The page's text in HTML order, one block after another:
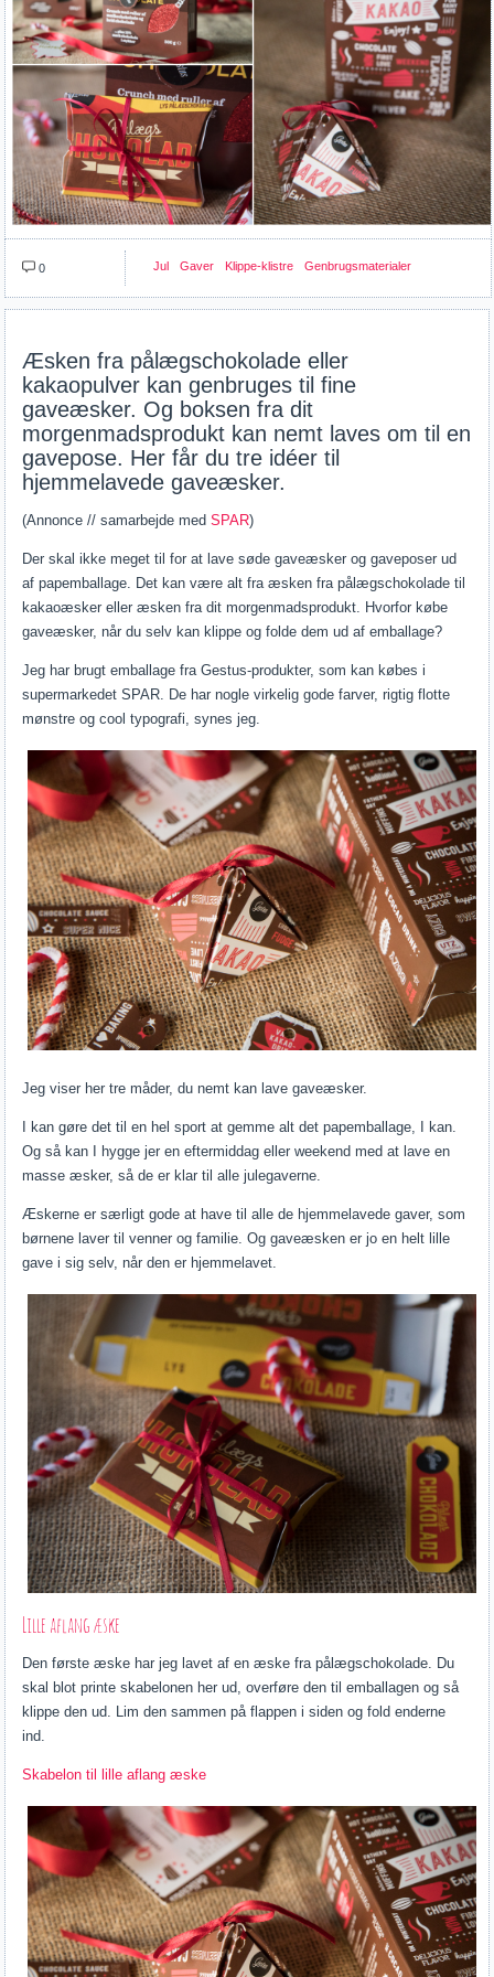
0 Jul Gaver Klippe-klistre Genbrugsmaterialer
Æsken fra pålægschokolade eller
kakaopulver kan genbruges til fine
gaveæsker. Og boksen fra dit
morgenmadsprodukt kan nemt laves om til en
gavepose. Her får du tre idéer til
hjemmelavede gaveæsker.
(Annonce // samarbejde medSPAR)
Der skal ikke meget til for at lave søde gaveæsker og gaveposer ud
af papemballage. Det kan være alt fra æsken fra pålægschokolade til
kakaoæsker eller æsken fra dit morgenmadsprodukt. Hvorfor købe
gaveæsker, når du selv kan klippe og folde dem ud af emballage?
Jeg har brugt emballage fra Gestus-produkter, som kan købes i
supermarkedet SPAR. De har nogle virkelig gode farver, rigtig flotte
mønstre og cool typografi, synes jeg.
Jeg viser her tre måder, du nemt kan lave gaveæsker.
I kan gøre det til en hel sport at gemme alt det papemballage, I kan.
Og så kan I hygge jer en eftermiddag eller weekend med at lave en
masse æsker, så de er klar til alle julegaverne.
Æskerne er særligt gode at have til alle de hjemmelavede gaver, som
børnene laver til venner og familie. Og gaveæsken er jo en helt lille
gave i sig selv, når den er hjemmelavet.
Lille aflang æske
Den første æske har jeg lavet af en æske fra pålægschokolade. Du
skal blot printe skabelonen her ud, overføre den til emballagen og så
klippe den ud. Lim den sammen på flappen i siden og fold enderne
ind.
Skabelon til lille aflang æske